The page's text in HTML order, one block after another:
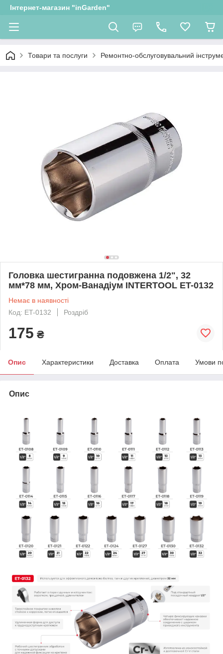
Інтернет-магазин "inGarden"
Товари та послуги Ремонтно-обслуговувальний
Головка шестигранна подовжена 1/2", 32
мм*78 мм, Хром-Ванадіум INTERTOOL ET-0132
Немає в наявності
Код: ET-0132
Роздріб
175 ₴
Опис Характеристики Доставка Оплата Умови
Опис